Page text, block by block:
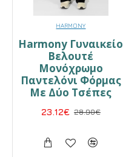
HARMONY
Harmony Γυναικείο
Βελουτέ
Μονόχρωμο
Παντελόνι Φόρμας
Με Δύο Τσέπες
23.12€ 28.90€